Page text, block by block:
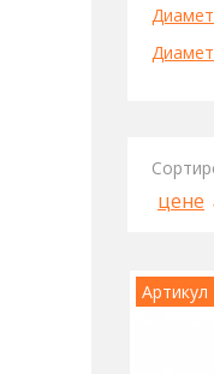
цене
Артикул